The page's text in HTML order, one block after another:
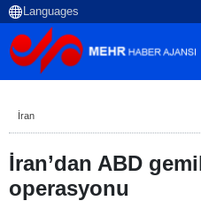
İran
İran’dan ABD
operasyonu